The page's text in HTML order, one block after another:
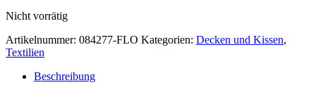
Nicht vorrätig
Artikelnummer: 084277-FLO Kategorien: Decken und Kissen,
Textilien
Beschreibung